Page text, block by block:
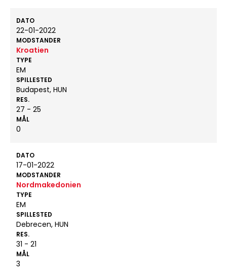
DATO
22-01-2022
MODSTANDER
Kroatien
TYPE
EM
SPILLESTED
Budapest, HUN
RES.
27 - 25
MÅL
0
DATO
17-01-2022
MODSTANDER
Nordmakedonien
TYPE
EM
SPILLESTED
Debrecen, HUN
RES.
31 - 21
MÅL
3